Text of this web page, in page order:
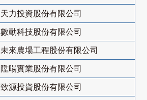
天力投資股份有限公司
數動科技股份有限公司
未來農場工程股份有限公司
陞暘實業股份有限公司
致源投資股份有限公司